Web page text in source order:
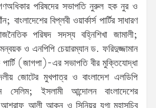
পরিষদের সভাপতি নুরুল হক নুর ও
বিপ্লবী ওয়ার্কার্স পার্টির সাধারণ
পরিষদ সদস্য বহ্নিশিখা জামালী;
ও এনপিপি চেয়ারম্যান ড. ফরিদুজ্জামান
পার্টি (জাগপা)-এর সভাপতি বীর মুক্তিযোদ্ধা
জোটের মুখপাত্র ও বাংলাদেশ এলডিপি
সেলিম; ইসলামী আন্দোলন বাংলাদেশের